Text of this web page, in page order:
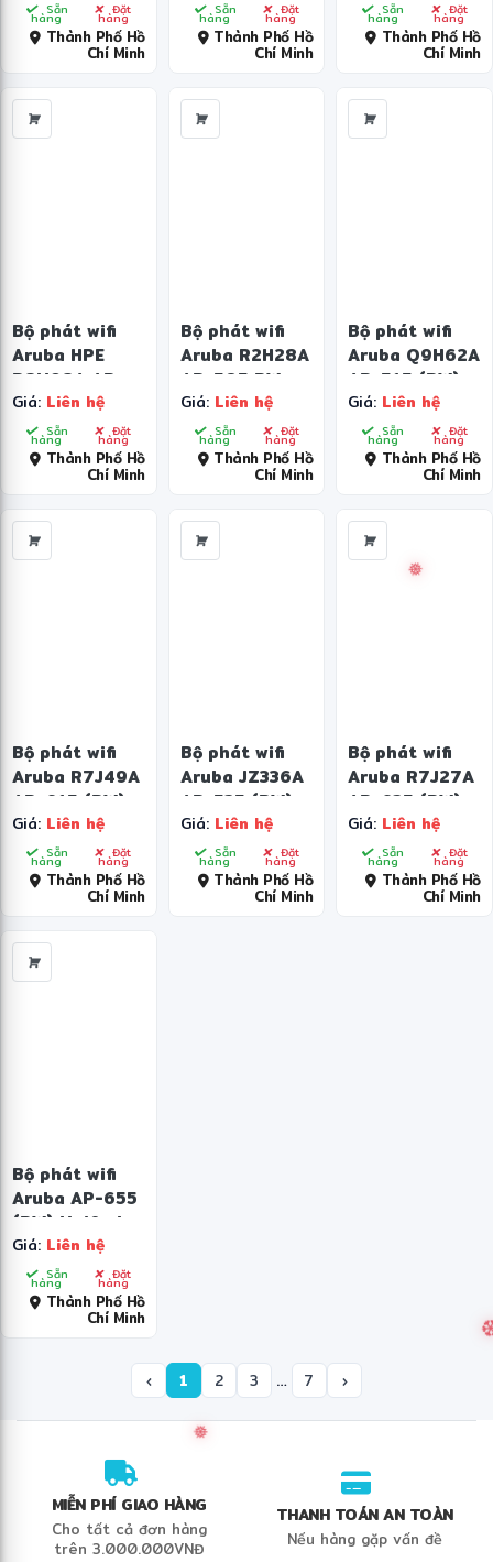
Sẵn
hàng Đặt
hàng
Thành Phố Hồ
Chí Minh
Sẵn
hàng Đặt
hàng
Thành Phố Hồ
Chí Minh
R2X11A
Sẵn
hàng Đặt
hàng
Thành Phố Hồ
Chí Minh
Bộ phát wifi
Aruba HPE
R8M98A AP-
503
Giá: Liên hệ
Sẵn
hàng Đặt
hàng
Thành Phố Hồ
Chí Minh
Bộ phát wifi
Aruba R2H28A
AP-505 RW
Unified AP
Giá: Liên hệ
Sẵn
hàng Đặt
hàng
Thành Phố Hồ
Chí Minh
Bộ phát wifi
Aruba Q9H62A
AP-515 (RW)
Unified AP
Giá: Liên hệ
Sẵn
hàng Đặt
hàng
Thành Phố Hồ
Chí Minh
Bộ phát wifi
Aruba R7J49A
AP-615 (RW)
Unified AP
Giá: Liên hệ
Sẵn
hàng Đặt
hàng
Thành Phố Hồ
Chí Minh
Bộ phát wifi
Aruba JZ336A
AP-535 (RW)
Unified AP
Giá: Liên hệ
Sẵn
hàng Đặt
hàng
Thành Phố Hồ
Chí Minh
Bộ phát wifi
Aruba R7J27A
AP-635 (RW)
Unified AP
Giá: Liên hệ
Sẵn
hàng Đặt
hàng
Thành Phố Hồ
Chí Minh
Bộ phát wifi
Aruba AP-655
(RW) Unified
AP (R7J38A)
Giá: Liên hệ
Sẵn
hàng Đặt
hàng
Thành Phố Hồ
Chí Minh
‹ 1 2 3 … 7 ›
MIỄN PHÍ GIAO HÀNG
Cho tất cả đơn hàng
trên 3.000.000VNĐ
THANH TOÁN AN TOÀN
Nếu hàng gặp vấn đề
❅